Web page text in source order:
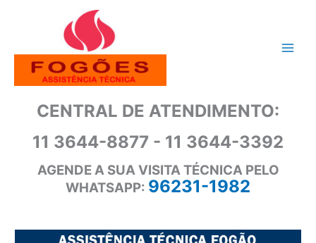
conteúdo
CENTRAL DE ATENDIMENTO:
11 3644-8877 - 11 3644-3392
AGENDE A SUA VISITA TÉCNICA PELO
WHATSAPP: 96231-1982